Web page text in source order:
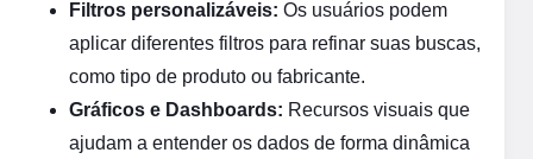
Filtros personalizáveis: Os usuários podem
aplicar diferentes filtros para refinar suas buscas,
como tipo de produto ou fabricante.
Gráficos e Dashboards: Recursos visuais que
ajudam a entender os dados de forma dinâmica